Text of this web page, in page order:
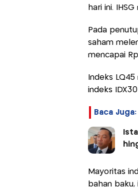
hari ini.
Pada
saham
mencapai
Indeks
indeks
Baca Juga:
Mayoritas
bahan